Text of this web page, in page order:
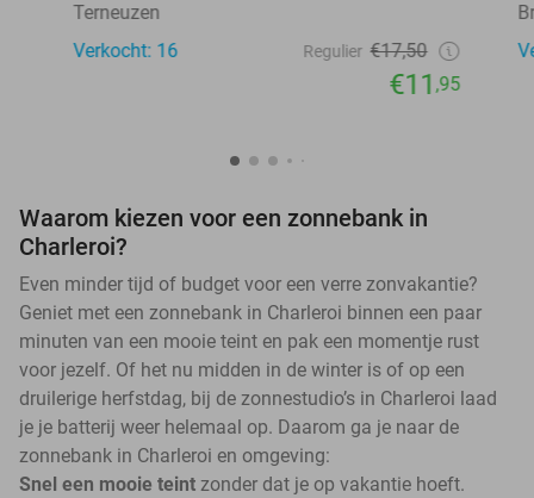
Terneuzen
Verkocht: 16
Regulier €17,50
€11,95
Waarom kiezen voor een zonnebank in
Charleroi?
Even minder tijd of budget voor een verre zonvakantie?
Geniet met een zonnebank in Charleroi binnen een paar
minuten van een mooie teint en pak een momentje rust
voor jezelf. Of het nu midden in de winter is of op een
druilerige herfstdag, bij de zonnestudio’s in Charleroi laad
je je batterij weer helemaal op. Daarom ga je naar de
zonnebank in Charleroi en omgeving:
Snel een mooie teint zonder dat je op vakantie hoeft.